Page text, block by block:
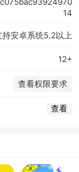
14
持安卓系统5.2以上
12+
查看权限要求
查看